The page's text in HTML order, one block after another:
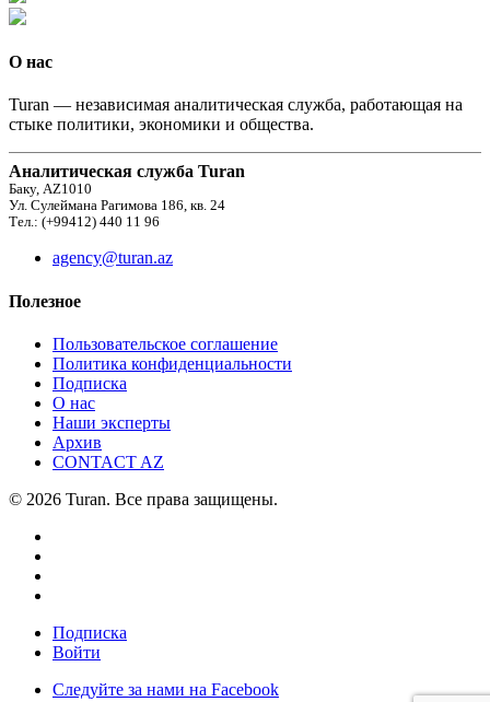
О нас
Turan — независимая аналитическая служба, работающая на
стыке политики, экономики и общества.
Аналитическая служба Turan
Баку, AZ1010
Ул. Сулеймана Рагимова 186, кв. 24
Тел.: (+99412) 440 11 96
agency@turan.az
Полезное
Пользовательское соглашение
Политика конфиденциальности
Подписка
О нас
Наши эксперты
Архив
CONTACT AZ
© 2026 Turan. Все права защищены.
Подписка
Войти
Следуйте за нами на Facebook